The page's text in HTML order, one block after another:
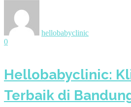
hellobabyclinic
0
Hellobabyclinic:
Terbaik di